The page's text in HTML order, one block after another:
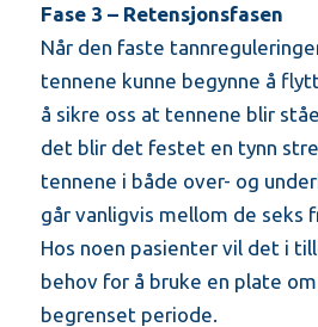
Fase 3 – Retensjonsfasen
Når den faste
tennene kunne begynne å
å sikre oss at tennene blir
det blir det festet en tynn
tennene i både over- og
går vanligvis mellom de seks
Hos noen pasienter vil det i
behov for å bruke en plate
begrenset periode.